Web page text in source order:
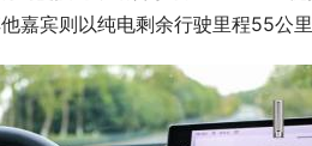
嘉宾则以纯电剩余行驶里程55公